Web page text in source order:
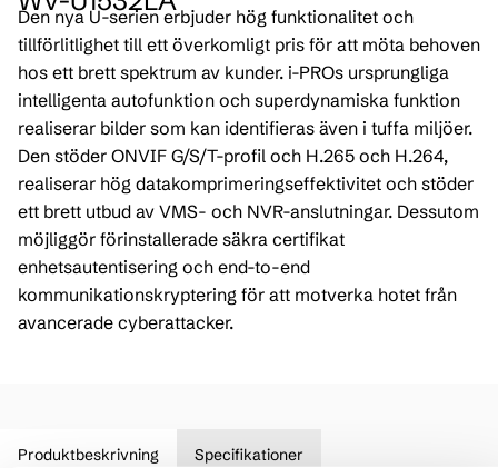
Den nya U-serien erbjuder hög funktionalitet och
tillförlitlighet till ett överkomligt pris för att möta behoven
hos ett brett spektrum av kunder. i-PROs ursprungliga
intelligenta autofunktion och superdynamiska funktion
realiserar bilder som kan identifieras även i tuffa miljöer.
Den stöder ONVIF G/S/T-profil och H.265 och H.264,
realiserar hög datakomprimeringseffektivitet och stöder
ett brett utbud av VMS- och NVR-anslutningar. Dessutom
möjliggör förinstallerade säkra certifikat
enhetsautentisering och end-to-end
kommunikationskryptering för att motverka hotet från
avancerade cyberattacker.
Produktbeskrivning Specifikationer